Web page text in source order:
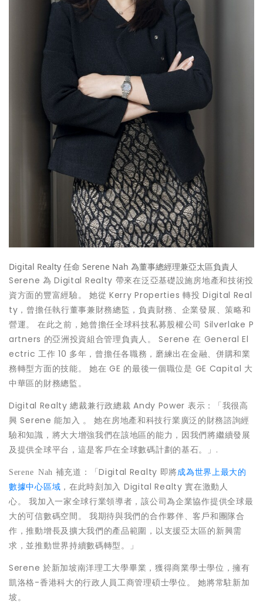
Digital Realty 任命 Serene Nah 為董事總經理兼亞太區負責人
Serene 為 Digital Realty 帶來在泛亞基礎設施房地產和技術投
資方面的豐富經驗。 她從 Kerry Properties 轉投 Digital Real
ty，曾擔任執行董事兼財務總監，負責財務、企業發展、策略和
營運。 在此之前，她曾擔任全球科技私募股權公司 Silverlake P
artners 的亞洲投資組合管理負責人。 Serene 在 General El
ectric 工作 10 多年，曾擔任各職務，磨練出在金融、併購和業
務轉型方面的技能。 她在 GE 的最後一個職位是 GE Capital 大
中華區的財務總監。
Digital Realty 總裁兼行政總裁Andy Power 表示：「我很高
興 Serene 能加入 。 她在房地產和科技行業廣泛的財務諮詢經
驗和知識，將大大增強我們在該地區的能力，因我們將繼續發展
及提供全球平台，這是客戶在全球數碼計劃的基石。」.
Serene Nah 補充道：「Digital Realty 即將成為世界上最大的
數據中心區域 ，在此時刻加入 Digital Realty 實在激動人
心。 我加入一家全球行業領導者，該公司為企業協作提供全球最
大的可信數碼空間。 我期待與我們的合作夥伴、客戶和團隊合
作，推動增長及擴大我們的產品範圍，以支援亞太區的新興需
求，並推動世界持續數碼轉型。」
Serene 於新加坡南洋理工大學畢業，獲得商業學士學位，擁有
凱洛格-香港科大的行政人員工商管理碩士學位。 她將常駐新加
坡。